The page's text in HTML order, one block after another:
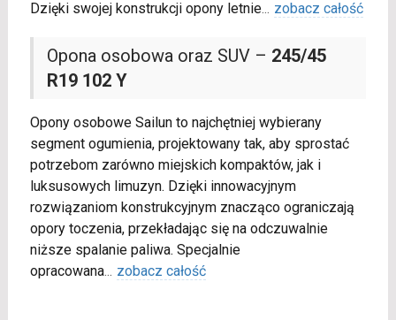
Dzięki swojej konstrukcji opony letnie... zobacz całość
Opona osobowa oraz SUV – 245/45
R19 102 Y
Opony osobowe Sailun to najchętniej wybierany
segment ogumienia, projektowany tak, aby sprostać
potrzebom zarówno miejskich kompaktów, jak i
luksusowych limuzyn. Dzięki innowacyjnym
rozwiązaniom konstrukcyjnym znacząco ograniczają
opory toczenia, przekładając się na odczuwalnie
niższe spalanie paliwa. Specjalnie
opracowana... zobacz całość